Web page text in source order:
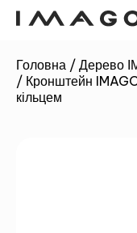
POS-ТЕРМІНАЛИ
ПАНЕЛЬНІ
Головна / Дерево
/ Кронштейн
кільцем